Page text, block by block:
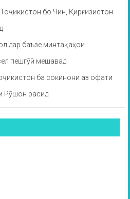
бо Чин, Қирғизистон
дар баъзе минтақаҳои
пешгӯӣ мешавад
ба сокинони аз офати
Рӯшон расид